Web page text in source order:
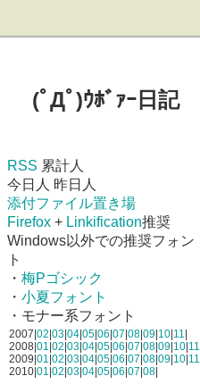
(ﾟДﾟ)ｳﾎﾞｧｰ日記
RSS 累計人
今日人 昨日人
添付ファイル置き場
Firefox + Linkification推奨
Windows以外での推奨フォン
ト
・ 梅Pゴシック
・ 小夏フォント
・モナー系フォント
2007| 02 03 04 05 06 07 08 09 10 11
2008| 01 02 03 04 05 06 07 08 09 10 11
2009| 01 02 03 04 05 06 07 08 09 10 11
2010| 01 02 03 04 05 06 07 08